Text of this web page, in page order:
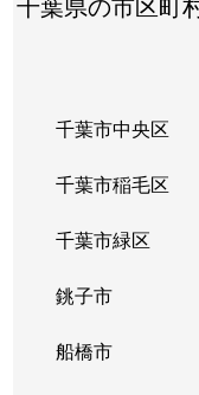
千葉市中央区
千葉市稲毛区
千葉市緑区
銚子市
船橋市